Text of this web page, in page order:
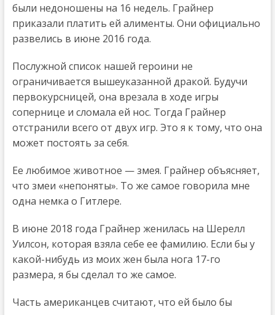
были недоношены на 16 недель. Грайнер
приказали платить ей алименты. Они официально
развелись в июне 2016 года.
Послужной список нашей героини не
ограничивается вышеуказанной дракой. Будучи
первокурсницей, она врезала в ходе игры
сопернице и сломала ей нос. Тогда Грайнер
отстранили всего от двух игр. Это я к тому, что она
может постоять за себя.
Ее любимое животное — змея. Грайнер объясняет,
что змеи «непоняты». То же самое говорила мне
одна немка о Гитлере.
В июне 2018 года Грайнер женилась на Шерелл
Уилсон, которая взяла себе ее фамилию. Если бы у
какой-нибудь из моих жен была нога 17-го
размера, я бы сделал то же самое.
Часть американцев считают, что ей было бы